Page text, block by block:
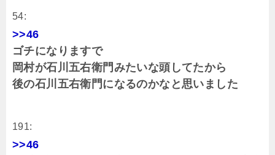
54:
>>46
ゴチになりますで
岡村が石川五右衛門みたいな頭してたから
後の石川五右衛門になるのかなと思いました
191:
>>46